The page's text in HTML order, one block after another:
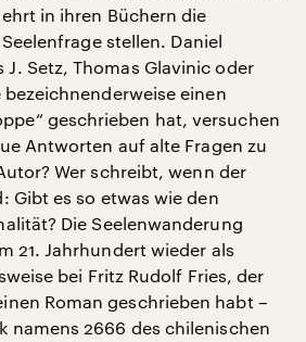
in ihren Büchern die
stellen. Daniel
J. Setz, Thomas Glavinic oder
einen
geschrieben hat, versuchen
Antworten auf alte Fragen zu
Wer schreibt, wenn der
Gibt es so etwas wie den
Die Seelenwanderung
21. Jahrhundert wieder als
bei Fritz Rudolf Fries, der
Roman geschrieben habt –
namens 2666 des chilenischen